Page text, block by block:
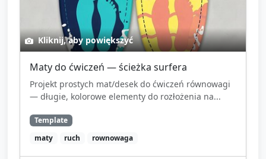
Kliknij, aby powiększyć
Maty do ćwiczeń — ścieżka surfera
Projekt prostych mat/desek do ćwiczeń równowagi
— długie, kolorowe elementy do rozłożenia na...
Template
maty
ruch rownowaga